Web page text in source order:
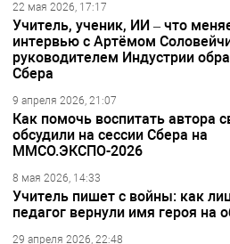
22 мая 2026, 17:17
Учитель, ученик, ИИ – что
интервью с Артёмом
руководителем Индустрии
Сбера
9 апреля 2026, 21:07
Как помочь воспитать автора
обсудили на сессии Сбера на
ММСО.ЭКСПО-2026
8 мая 2026, 14:33
Учитель пишет с войны: как
педагог вернули имя героя на
29 апреля 2026, 22:48